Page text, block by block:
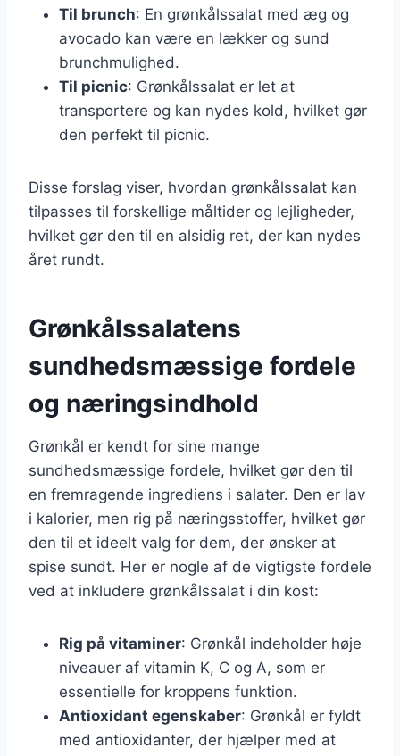
Til brunch: En grønkålssalat med æg og
avocado kan være en lækker og sund
brunchmulighed.
Til picnic: Grønkålssalat er let at
transportere og kan nydes kold, hvilket gør
den perfekt til picnic.
Disse forslag viser, hvordan grønkålssalat kan
tilpasses til forskellige måltider og lejligheder,
hvilket gør den til en alsidig ret, der kan nydes
året rundt.
Grønkålssalatens
sundhedsmæssige fordele
og næringsindhold
Grønkål er kendt for sine mange
sundhedsmæssige fordele, hvilket gør den til
en fremragende ingrediens i salater. Den er lav
i kalorier, men rig på næringsstoffer, hvilket gør
den til et ideelt valg for dem, der ønsker at
spise sundt. Her er nogle af de vigtigste fordele
ved at inkludere grønkålssalat i din kost:
Rig på vitaminer: Grønkål indeholder høje
niveauer af vitamin K, C og A, som er
essentielle for kroppens funktion.
Antioxidant egenskaber: Grønkål er fyldt
med antioxidanter, der hjælper med at